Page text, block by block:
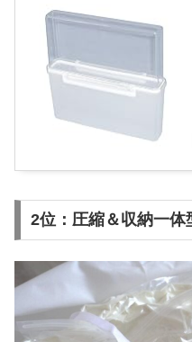
2位：圧縮＆収納一体